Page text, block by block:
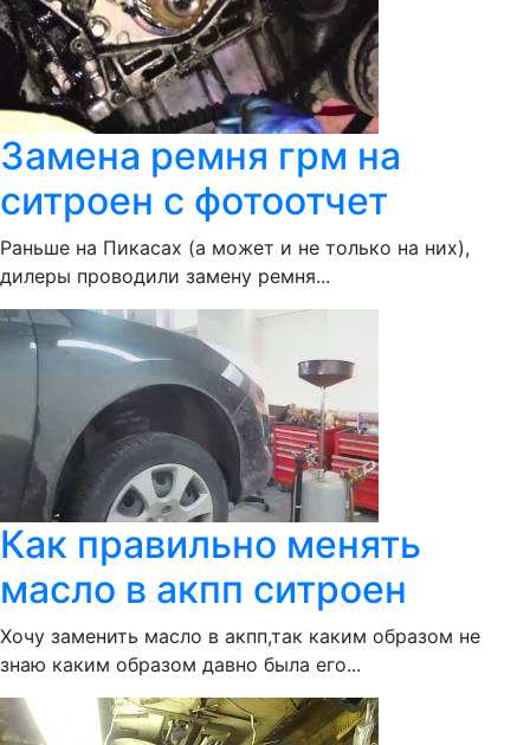
Замена ремня грм на
ситроен с фотоотчет
Раньше на Пикасах (а может и не только на них),
дилеры проводили замену ремня...
Как правильно менять
масло в акпп ситроен
Хочу заменить масло в акпп,так каким образом не
знаю каким образом давно была его...